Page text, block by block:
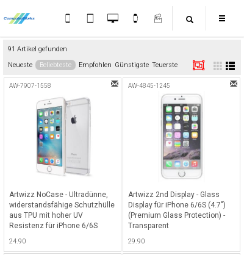
91 Artikel gefunden
Neueste Beliebteste Empfohlen Günstigste Teuerste
AW-7907-1558
Artwizz NoCase - Ultradünne,
widerstandsfähige Schutzhülle
aus TPU mit hoher UV
Resistenz für iPhone 6/6S
24.90
AW-4845-1245
Artwizz 2nd Display - Glass
Display für iPhone 6/6S (4.7")
(Premium Glass Protection) -
Transparent
29.90